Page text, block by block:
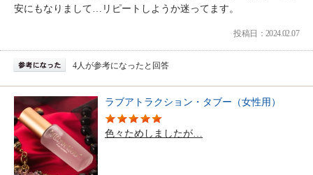
安にもなりまして…リピートしようか迷ってます。
投稿日：2024.02.07
4人が参考になったと回答
ラブアトラクション・タブー（女性用）
色々ためしましたが…